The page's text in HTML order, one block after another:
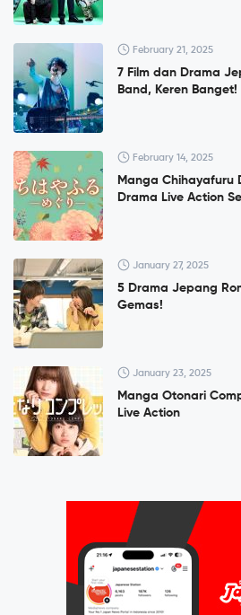
February 21, 2025
7 Film dan Drama
Band, Keren Banget!
February 14, 2025
Manga Chihayafuru
Drama Live Action
January 27, 2025
5 Drama Jepang
Gemas!
January 23, 2025
Manga Otonari
Live Action